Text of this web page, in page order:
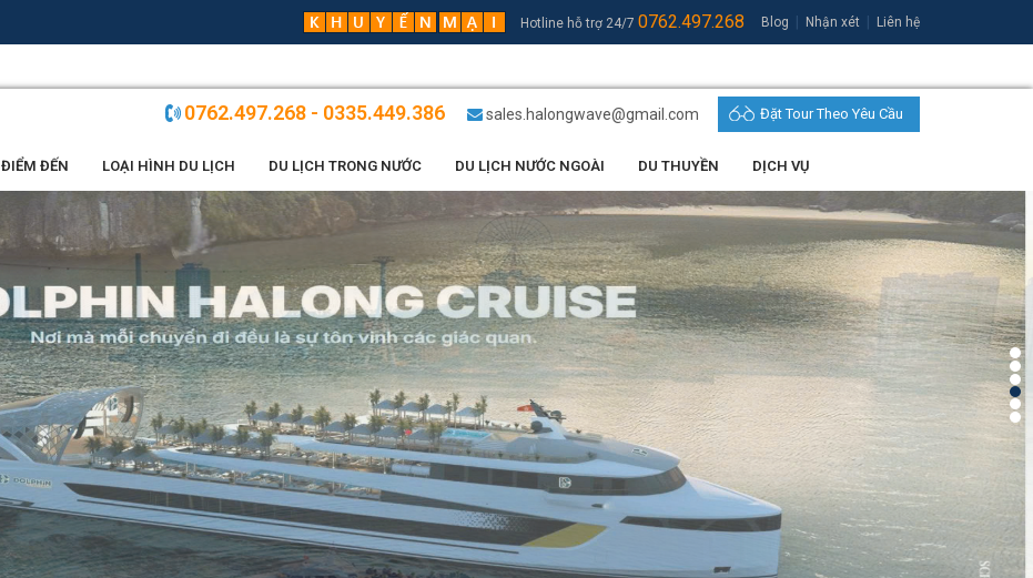
Hotline hỗ trợ 24/7 0762.497.268 Blog Nhận xét Liên hệ
0762.497.268 - 0335.449.386 sales.halongwave@gmail.com Đặt Tour Theo Yêu Cầu
ĐIỂM ĐẾN LOẠI HÌNH DU LỊCH DU LỊCH TRONG NƯỚC DU LỊCH NƯỚC NGOÀI DU THUYỀN DỊCH VỤ